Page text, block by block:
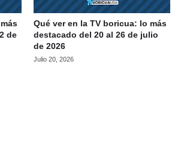
de
Qué ver en la TV boricua: lo más
destacado del 20 al 26 de julio
de 2026
Julio 20, 2026